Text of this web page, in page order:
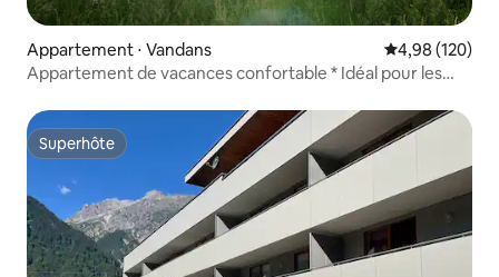
Appartement ⋅ Vandans Évaluation
4,98 (120)
Appartement de vacances confortable * Idéal pour les
Superhôte
Superhôte